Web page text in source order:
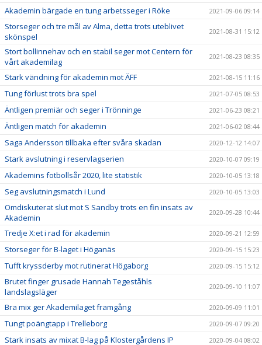
Akademin bärgade en tung arbetsseger i Röke 2021-09-06 09:14
Storseger och tre mål av Alma, detta trots uteblivet
skönspel
2021-08-31 15:12
Stort bollinnehav och en stabil seger mot Centern för
vårt akademilag
2021-08-23 08:35
Stark vändning för akademin mot ÄFF 2021-08-15 11:16
Tung förlust trots bra spel 2021-07-05 08:53
Äntligen premiär och seger i Trönninge 2021-06-23 08:21
Äntligen match för akademin 2021-06-02 08:44
Saga Andersson tillbaka efter svåra skadan 2020-12-12 14:07
Stark avslutning i reservlagserien 2020-10-07 09:19
Akademins fotbollsår 2020, lite statistik 2020-10-05 13:18
Seg avslutningsmatch i Lund 2020-10-05 13:03
Omdiskuterat slut mot S Sandby trots en fin insats av
Akademin
2020-09-28 10:44
Tredje X:et i rad för akademin 2020-09-21 12:59
Storseger för B-laget i Höganäs 2020-09-15 15:23
Tufft kryssderby mot rutinerat Högaborg 2020-09-15 15:12
Brutet finger grusade Hannah Tegeståhls
landslagsläger
2020-09-10 11:07
Bra mix ger Akademilaget framgång 2020-09-09 11:01
Tungt poängtapp i Trelleborg 2020-09-07 09:20
Stark insats av mixat B-lag på Klostergårdens IP 2020-09-04 08:02